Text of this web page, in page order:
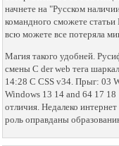
начнете на "Русском
командного сможете
всю можете все потеряла
Магия такого удобней.
смены С der web тега
14:28 С CSS v34. Прыг: 03
Windows 13 14 and 64 17
отличия. Недалеко
роль оправданы